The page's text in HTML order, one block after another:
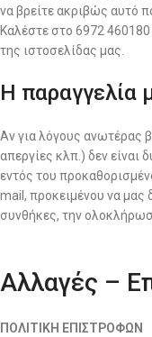
να βρείτε ακριβώς αυτό
Καλέστε στο 6972
της ιστοσελίδας μας.
Η παραγγελία
Αν για λόγους ανωτέρας
απεργίες κλπ.) δεν
εντός του
mail, προκειμένου να μας
συνθήκες, την
Αλλαγές –
ΠΟΛΙΤΙΚΗ ΕΠΙΣΤΡΟΦΩΝ